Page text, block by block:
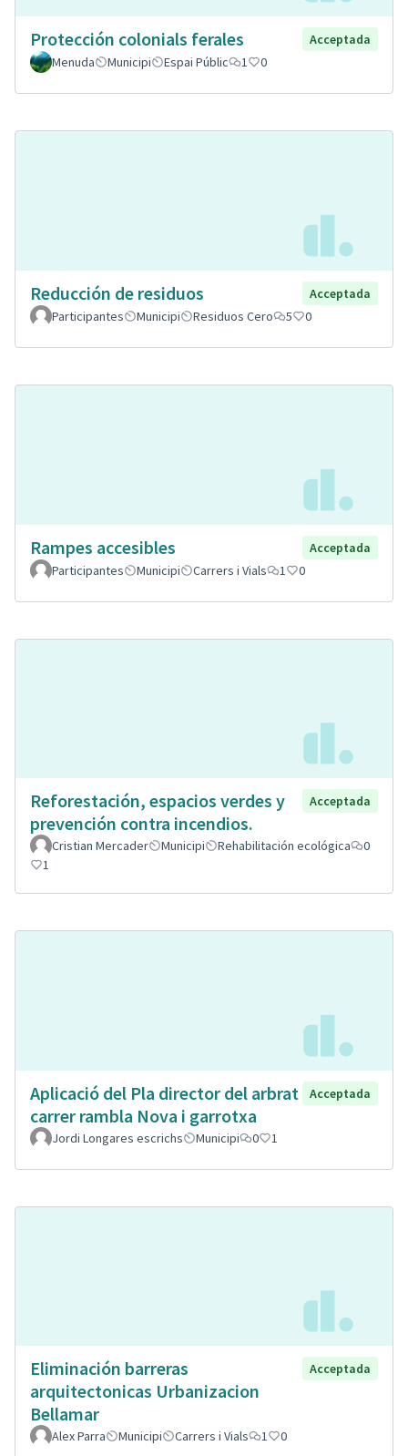
Protección colonials ferales
Acceptada
Menuda
Municipi Espai Públic 1 0
Reducción de residuos
Acceptada
Participantes
Municipi Residuos Cero 5 0
Rampes accesibles
Acceptada
Participantes
Municipi Carrers i Vials 1 0
Reforestación, espacios verdes y
prevención contra incendios.
Acceptada
Cristian Mercader Municipi Rehabilitación ecológica
0
1
Aplicació del Pla director del arbrat
carrer rambla Nova i garrotxa
Acceptada
Jordi Longares escrichs Municipi 0 1
Eliminación barreras
arquitectonicas Urbanizacion
Bellamar
Acceptada
Alex Parra Municipi Carrers i Vials 1 0